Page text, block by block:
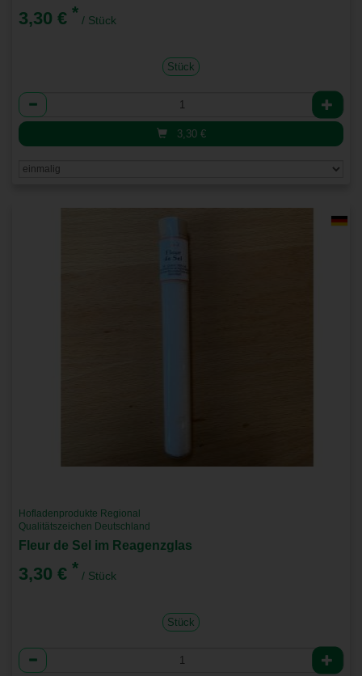
3,30 € * / Stück
Stück
Anzahl
3,30 €
Hofladenprodukte Regional
Qualitätszeichen Deutschland
Fleur de Sel im Reagenzglas
3,30 € * / Stück
Stück
Anzahl